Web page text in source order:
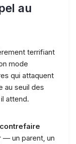
au
terrifiant
mode
qui attaquent
au seuil des
attend.
contrefaire
— un parent, un